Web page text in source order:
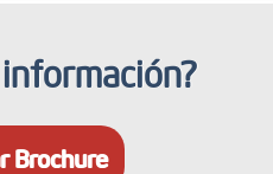
Brochure